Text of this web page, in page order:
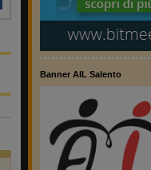
Banner AIL Salento